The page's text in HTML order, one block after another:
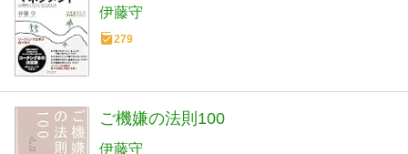
伊藤守
279
ご機嫌の法則100
伊藤守